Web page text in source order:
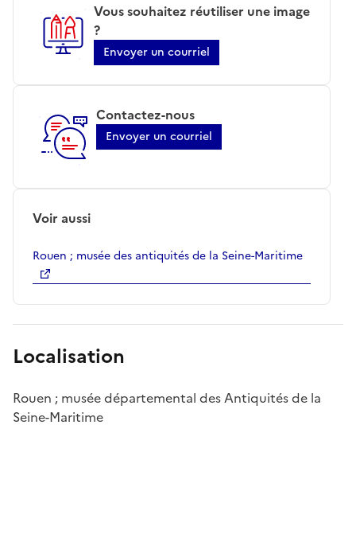
Vous souhaitez réutiliser une image
?
Envoyer un courriel
Contactez-nous
Envoyer un courriel
Voir aussi
Rouen ; musée des antiquités de la Seine-Maritime
Localisation
Rouen ; musée départemental des Antiquités de la
Seine-Maritime